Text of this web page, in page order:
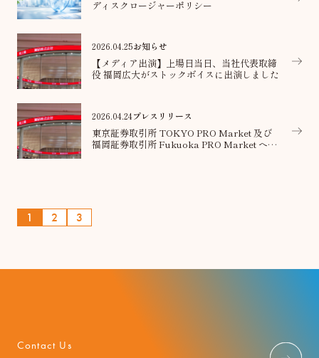
ディスクロージャーポリシー
2026.04.25お知らせ
【メディア出演】上場日当日、当社代表取締
役 福岡広大がストックボイスに出演しました
2026.04.24プレスリリース
東京証券取引所 TOKYO PRO Market 及び
福岡証券取引所 Fukuoka PRO Market への
1 2 3
Contact Us